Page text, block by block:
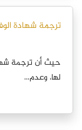
ترجمة شهادة
حيث أن ترجمة
لها، وعدم...